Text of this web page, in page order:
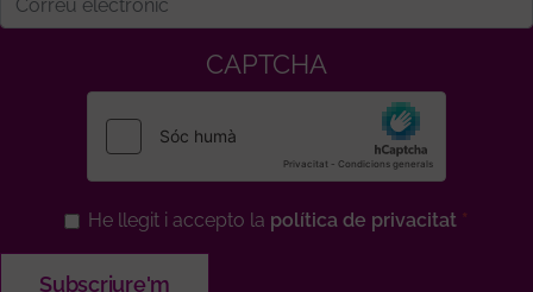
CAPTCHA
He llegit i accepto la política de privacitat